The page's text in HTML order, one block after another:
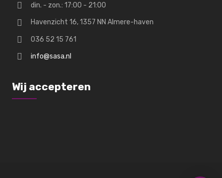
din. - zon.: 17:00 - 21:00
Havenzicht 16, 1357 NN Almere-haven
036 52 15 761
info@sasa.nl
Wij accepteren